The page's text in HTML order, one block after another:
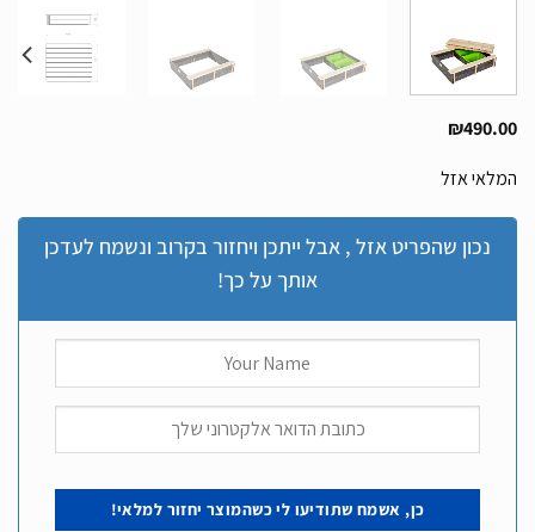
₪490.00
המלאי אזל
נכון שהפריט אזל , אבל ייתכן ויחזור בקרוב ונשמח לעדכן
אותך על כך!